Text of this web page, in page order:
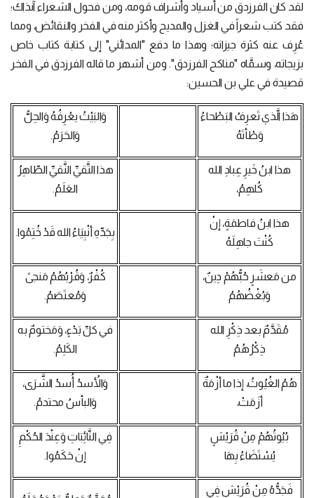
لقد كان الفرزدق من أسياد وأشراف قومه، ومن فحول الشعراء آنذاك؛
فقد كتب شعراً في الغزل والمديح وأكثر منه في الفخر والنقائض، ومما
عُرِف عنه كثرة جيزاته؛ وهذا ما دفع "المدائني" إلى كتابة كتاب خاص
بزيجاته، وسمَّاه "مناكح الفرزدق". ومن أشهر ما قاله الفرزدق في الفخر
قصيدة في علي بن الحسين:
هَذا الَّذي تَعرِفُ البَطْحاءُ
وَطْأتَهُ
وَالبَيْتُ يعْرِفُهُ وَالحِلُّ
وَالحَرَمُ.
هذا ابنُ خَيرِ عِبادِ الله
كُلهِمُ،
هذا التَّقيِّ النَّقيِّ الطّاهِرُ
العَلَمُ.
هذا ابنُ فاطمَةٍ، إنْ
كُنْتَ جاهِلَهُ
بِجَدِّهِ أنْبِيَاءُ الله قَدْ خُتِمُوا.
من مَعشَرٍ حُبُّهُمْ دِينٌ،
وَبُغْضُهُمُ
كُفْرٌ، وَقُرْبُهُمُ مَنجىً
وَمُعتَصَمُ.
مُقَدَّمٌ بعد ذِكْرِ الله
ذِكْرُهُمُ
في كلِّ بَدْءٍ، وَمَختومٌ به
الكَلِمُ.
هُمُ الغُيُوثُ، إذا ما أزْمَةٌ
أزَمَتْ،
وَالأُسدُ أُسدُ الشَّرَى،
وَالبأسُ محتدمُ.
بُيُوتُهُمْ مِنْ قُرَيْشٍ
يُسْتَضَاءُ بِهَا
فِي‌ النَّائِبَاتِ وَعِنْدَ الحُكْمِ
إنْ حَكَمُوا.
فَجَدُّهُ مِنْ قُرَيْشٍ فِي‌